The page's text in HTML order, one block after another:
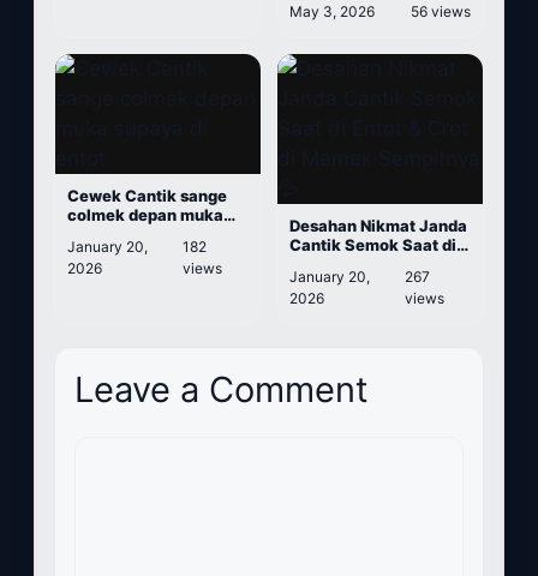
sungguh nikmat bokep
May 3, 2026 56 views
Cewek Cantik sange
colmek depan muka
January 20,
2026
182
views
Desahan Nikmat Janda
Cantik Semok Saat di
Sempitnya
January 20,
2026
267
views
Leave a Comment